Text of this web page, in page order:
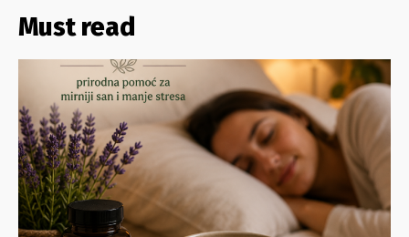
Must read